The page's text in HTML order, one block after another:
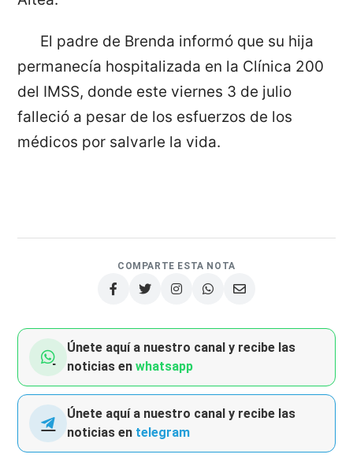
El padre de Brenda informó que su hija
permanecía hospitalizada en la Clínica 200
del IMSS, donde este viernes 3 de julio
falleció a pesar de los esfuerzos de los
médicos por salvarle la vida.
COMPARTE ESTA NOTA
Únete aquí a nuestro canal y recibe las
noticias enwhatsapp
Únete aquí a nuestro canal y recibe las
noticias en telegram